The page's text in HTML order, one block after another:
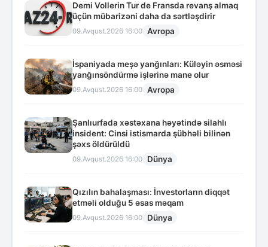
Demi Vollerin Tur de Fransda revanş almaq
üçün mübarizəni daha da sərtləşdirir
09.Avqust.2026 16:00 Avropa
İspaniyada meşə yanğınları: Küləyin əsməsi
yanğınsöndürmə işlərinə mane olur
09.Avqust.2026 16:00 Avropa
Şanlıurfada xəstəxana həyətində silahlı
insident: Cinsi istismarda şübhəli bilinən
şəxs öldürüldü
09.Avqust.2026 16:00 Dünya
Qızılın bahalaşması: İnvestorların diqqət
etməli olduğu 5 əsas məqam
09.Avqust.2026 16:00 Dünya